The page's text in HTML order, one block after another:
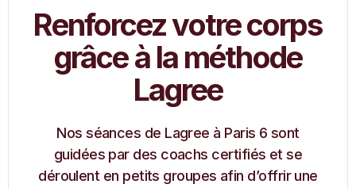
Renforcez votre corps
grâce à la méthode
Lagree
Nos séances de Lagree à Paris 6 sont
guidées par des coachs certifiés et se
déroulent en petits groupes afin d’offrir une